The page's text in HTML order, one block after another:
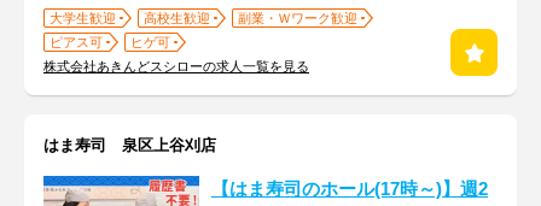
大学生歓迎 高校生歓迎
副業・Ｗワーク歓迎
ピアス可
ヒゲ可
株式会社あきんどスシローの求人一覧を見る
はま寿司 泉区上谷刈店
【はま寿司のホール(17時～)】週2